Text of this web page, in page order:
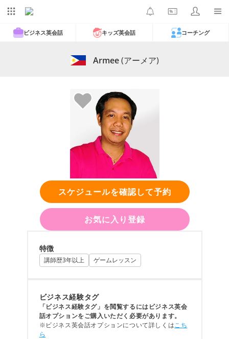
ビジネス英会話 キッズ英会話 コーチング
Armee(アーメア)
スケジュールを確認して予約
お気に入り登録
特徴
講師歴3年以上 ゲームレッスン
ビジネス経験タグ
「ビジネス経験タグ」を閲覧するにはビジネス英会
話オプションをご購入いただく必要があります。
※ビジネス英会話オプションについて詳しくはこち
ら